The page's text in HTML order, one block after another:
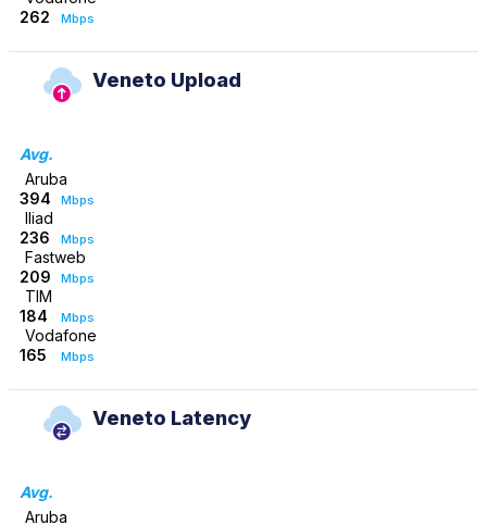
262
Mbps
Veneto Upload
Avg.
Aruba
394
Mbps
Iliad
236
Mbps
Fastweb
209
Mbps
TIM
184
Mbps
Vodafone
165
Mbps
Veneto Latency
Avg.
Aruba